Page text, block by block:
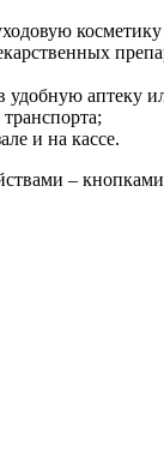
удобную аптеку
и на кассе.
–